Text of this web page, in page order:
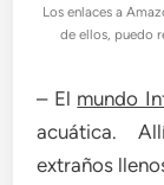
Los enlaces a
de ellos, puedo
– El mundo
acuática.
extraños